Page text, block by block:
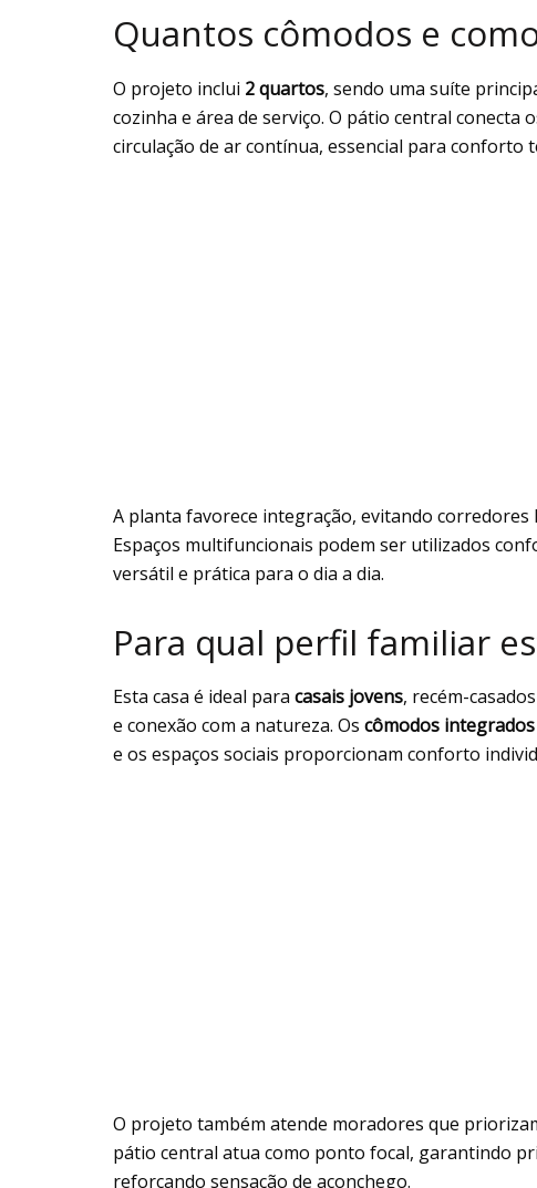
Quantos cômodos e
O projeto inclui 2 quartos, sendo uma suíte
cozinha e área de serviço. O pátio central
circulação de ar contínua, essencial para conforto
A planta favorece integração, evitando
Espaços multifuncionais podem ser utilizados
versátil e prática para o dia a dia.
Para qual perfil familiar
Esta casa é ideal para casais jovens, recém-
e conexão com a natureza. Os cômodos integrados
e os espaços sociais proporcionam conforto
O projeto também atende moradores que
pátio central atua como ponto focal, garantindo
reforçando sensação de aconchego.